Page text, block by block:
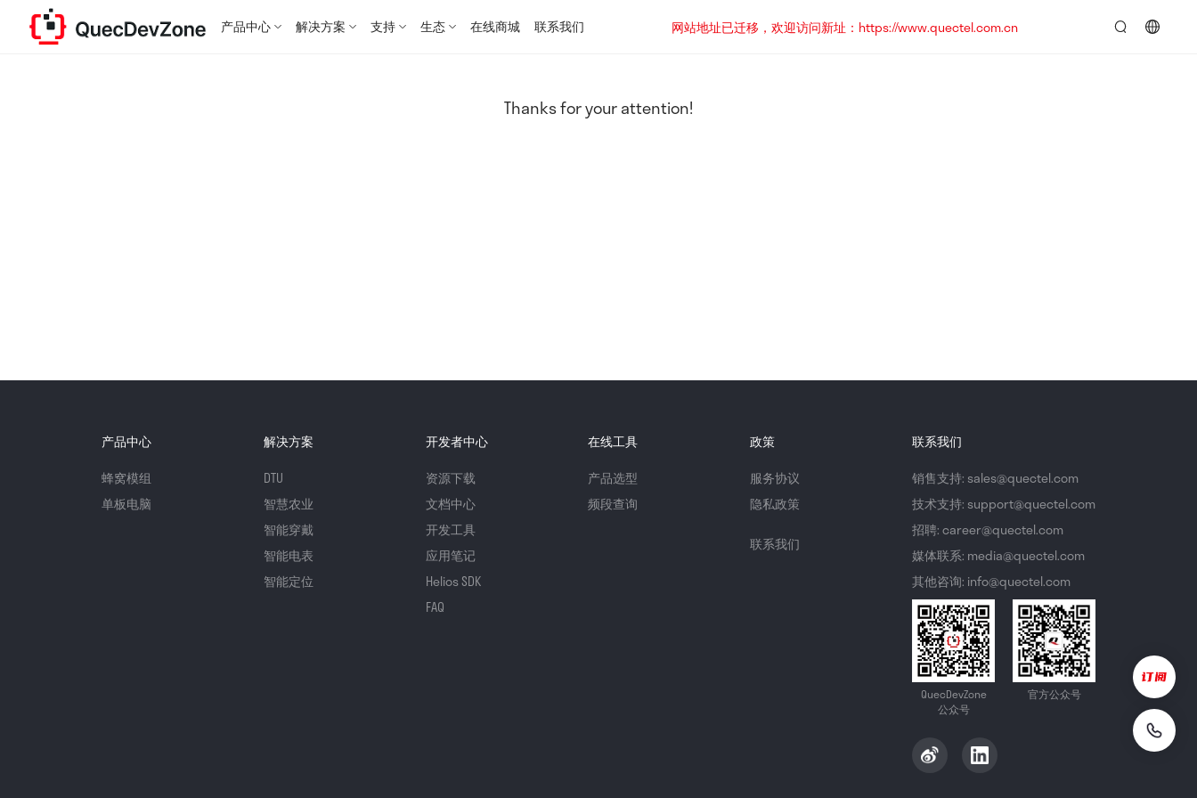
产品中心 解决方案 支持 生态 在线商城 联系我们
网站地址已迁移，欢迎访问新址：https://www.quectel.com.cn
Thanks for your attention!
产品中心
蜂窝模组
单板电脑
解决方案
DTU
智慧农业
智能穿戴
智能电表
智能定位
开发者中心
资源下载
文档中心
开发工具
应用笔记
Helios SDK
FAQ
在线工具
产品选型
频段查询
政策
服务协议
隐私政策
联系我们
联系我们
销售支持: sales@quectel.com
技术支持: support@quectel.com
招聘: career@quectel.com
媒体联系: media@quectel.com
其他咨询: info@quectel.com
QuecDevZone
公众号
官方公众号